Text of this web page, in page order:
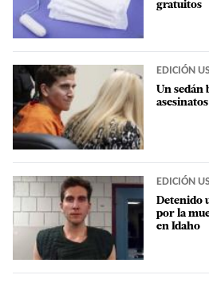
gratuitos
EDICIÓN
Un sedán
EDICIÓN
Detenido
por la
en Idaho